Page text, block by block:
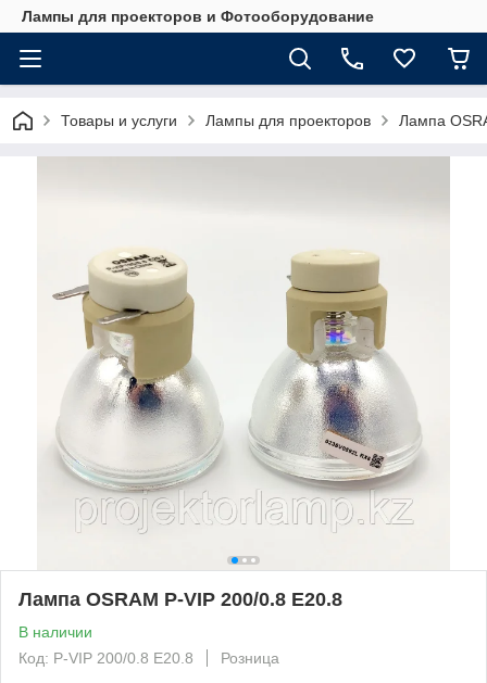
Лампы для проекторов и Фотооборудование
Товары и услуги Лампы для проекторов Лампа
Лампа OSRAM P-VIP 200/0.8 E20.8
В наличии
Код: P-VIP 200/0.8 E20.8
Розница